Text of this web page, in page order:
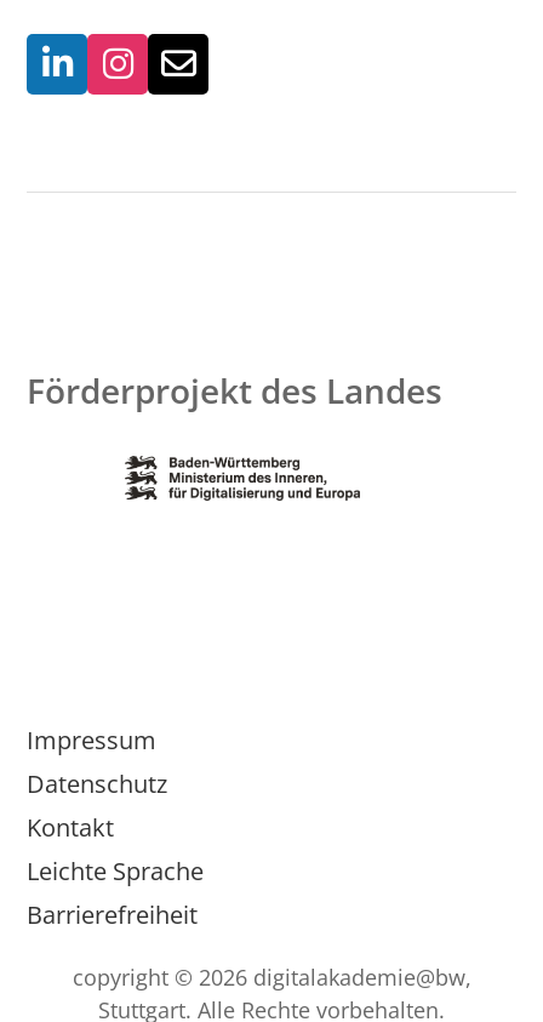
Förderprojekt des Landes
Impressum
Datenschutz
Kontakt
Leichte Sprache
Barrierefreiheit
copyright © 2026 digitalakademie@bw,
Stuttgart. Alle Rechte vorbehalten.